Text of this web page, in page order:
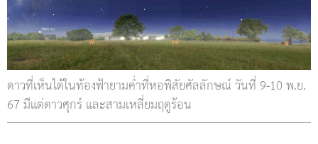
ดาวที่เห็นได้ในท้องฟ้ายามค่ำที่หอพิสัยศัลลักษณ์ วันที่ 9-10 พ.ย.
67 มีแต่ดาวศุกร์ และสามเหลี่ยมฤดูร้อน